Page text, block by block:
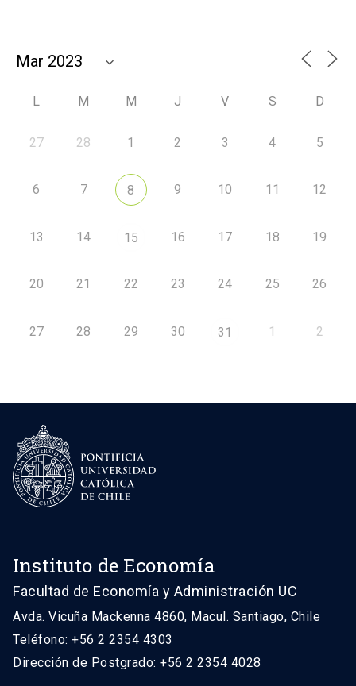
L M M J V S D
27 28 1 2 3 4 5
6 7 8 9 10 11 12
13 14 15 16 17 18 19
20 21 22 23 24 25 26
27 28 29 30 31 1 2
Instituto de Economía
Facultad de Economía y Administración UC
Avda. Vicuña Mackenna 4860, Macul. Santiago, Chile
Teléfono: +56 2 2354 4303
Dirección de Postgrado: +56 2 2354 4028